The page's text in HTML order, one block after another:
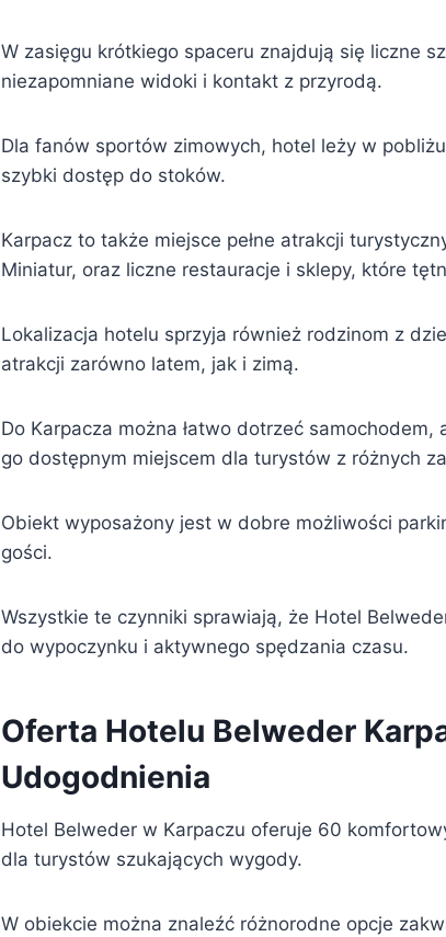
W zasięgu krótkiego spaceru znajdują się liczne
niezapomniane widoki i kontakt z przyrodą.
Dla fanów sportów zimowych, hotel leży w
szybki dostęp do stoków.
Karpacz to także miejsce pełne atrakcji
Miniatur, oraz liczne restauracje i sklepy, które
Lokalizacja hotelu sprzyja również rodzinom z
atrakcji zarówno latem, jak i zimą.
Do Karpacza można łatwo dotrzeć
go dostępnym miejscem dla turystów z różnych
Obiekt wyposażony jest w dobre możliwości
gości.
Wszystkie te czynniki sprawiają, że Hotel
do wypoczynku i aktywnego spędzania czasu.
Oferta Hotelu Belweder
Udogodnienia
Hotel Belweder w Karpaczu oferuje 60
dla turystów szukających wygody.
W obiekcie można znaleźć różnorodne opcje